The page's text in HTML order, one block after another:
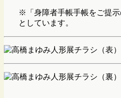
※「身障者手帳手帳をご提示
としています。